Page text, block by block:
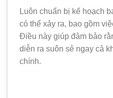
Luôn chuẩn bị kế hoạch
có thể xảy ra, bao gồm
Điều này giúp đảm bảo
diễn ra suôn sẻ ngay cả
chính.